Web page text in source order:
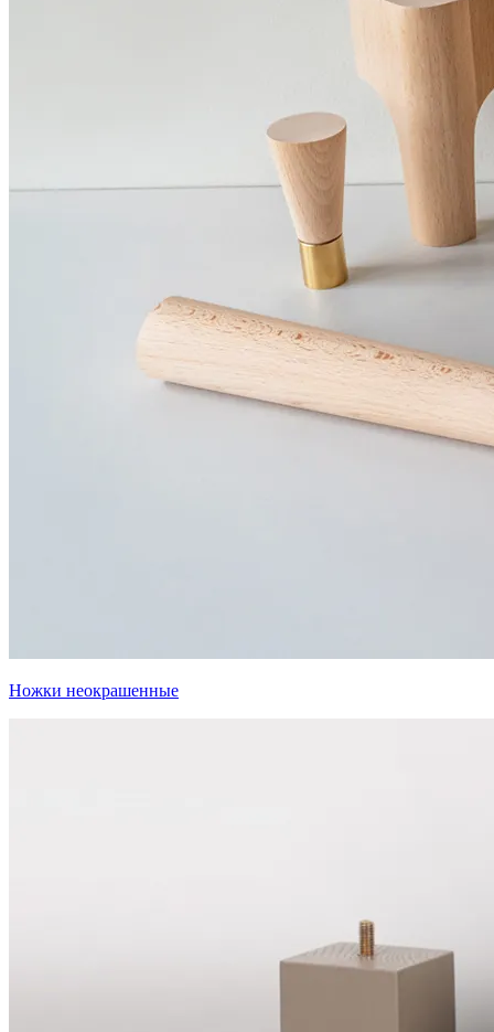
Ножки неокрашенные